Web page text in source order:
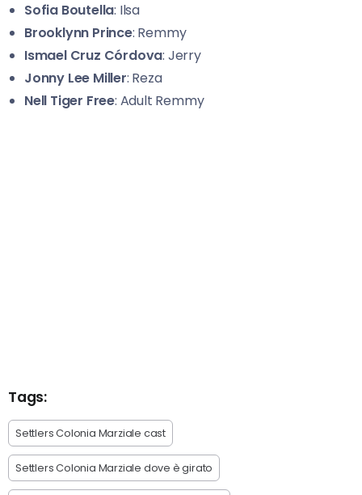
Sofia Boutella: Ilsa
Brooklynn Prince: Remmy
Ismael Cruz Córdova: Jerry
Jonny Lee Miller: Reza
Nell Tiger Free: Adult Remmy
Tags:
Settlers Colonia Marziale cast
Settlers Colonia Marziale dove è girato